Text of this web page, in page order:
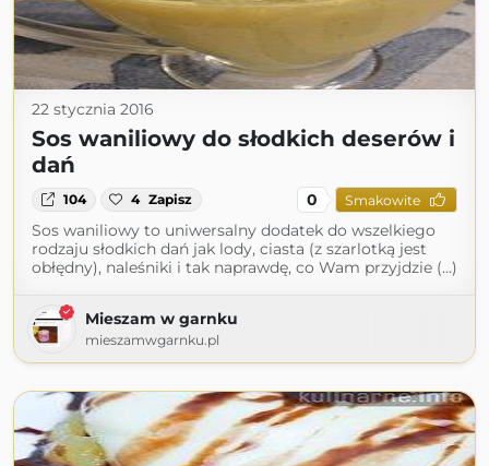
22 stycznia 2016
Sos waniliowy do słodkich deserów i
dań
104 4 Zapisz 0 Smakowite
Sos waniliowy to uniwersalny dodatek do wszelkiego
rodzaju słodkich dań jak lody, ciasta (z szarlotką jest
obłędny), naleśniki i tak naprawdę, co Wam przyjdzie (...)
Mieszam w garnku
mieszamwgarnku.pl